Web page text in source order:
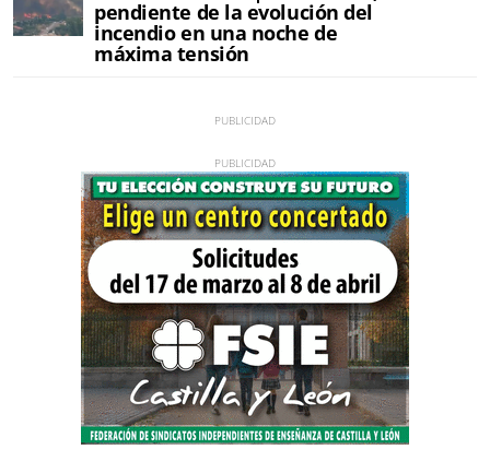
pendiente de la evolución del
incendio en una noche de
máxima tensión